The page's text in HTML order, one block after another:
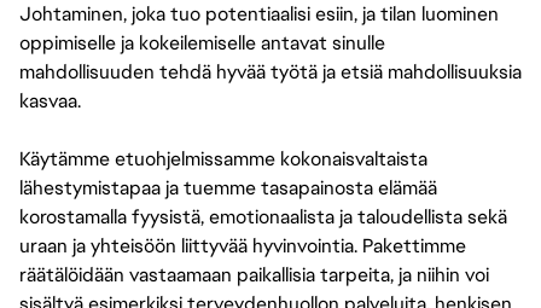
Johtaminen, joka tuo potentiaalisi esiin, ja tilan luominen
oppimiselle ja kokeilemiselle antavat sinulle
mahdollisuuden tehdä hyvää työtä ja etsiä mahdollisuuksia
kasvaa.
Käytämme etuohjelmissamme kokonaisvaltaista
lähestymistapaa ja tuemme tasapainosta elämää
korostamalla fyysistä, emotionaalista ja taloudellista sekä
uraan ja yhteisöön liittyvää hyvinvointia. Pakettimme
räätälöidään vastaamaan paikallisia tarpeita, ja niihin voi